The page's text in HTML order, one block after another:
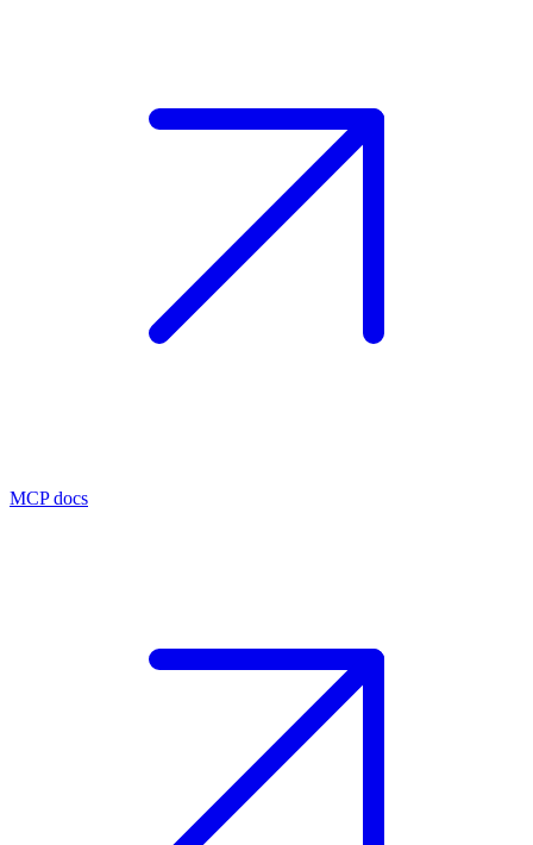
MCP docs